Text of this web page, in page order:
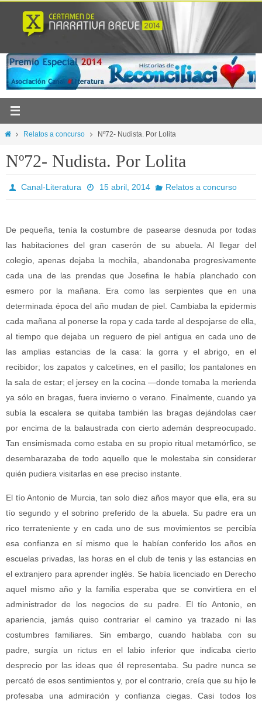
contenido
InicioRelatos a concurso Nº72- Nudista. Por Lolita
Nº72- Nudista. Por Lolita
Canal-Literatura 15 abril, 2014 Relatos a concurso
De pequeña, tenía la costumbre de pasearse desnuda por todas
las habitaciones del gran caserón de su abuela. Al llegar del
colegio, apenas dejaba la mochila, abandonaba progresivamente
cada una de las prendas que Josefina le había planchado con
esmero por la mañana.
Era como las serpientes que en una
determinada época del año mudan de piel. Cambiaba la epidermis
cada mañana al ponerse la ropa y cada tarde al despojarse de ella,
al tiempo que dejaba un reguero de piel antigua en cada uno de
las amplias estancias de la casa: la gorra y el abrigo, en el
recibidor; los zapatos y calcetines, en el pasillo; los pantalones en
la sala de estar; el jersey en la cocina —donde tomaba la merienda
ya sólo en bragas, fuera invierno o verano. Finalmente, cuando ya
subía la escalera se quitaba también las bragas dejándolas caer
por encima de la balaustrada con cierto ademán despreocupado.
Tan ensimismada como estaba en su propio ritual metamórfico, se
desembarazaba de todo aquello que le molestaba sin considerar
quién pudiera visitarlas en ese preciso instante.
El tío Antonio de Murcia, tan solo diez años mayor que ella, era su
tío segundo y el sobrino preferido de la abuela. Su padre era un
rico terrateniente y en cada uno de sus movimientos se percibía
esa confianza en sí mismo que le habían conferido los años en
escuelas privadas, las horas en el club de tenis y las estancias en
el extranjero para aprender inglés. Se había licenciado en Derecho
aquel mismo año y la familia esperaba que se convirtiera en el
administrador de los negocios de su padre. El tío Antonio, en
apariencia, jamás quiso contrariar el camino ya trazado ni las
costumbres familiares. Sin embargo, cuando hablaba con su
padre, surgía un rictus en el labio inferior que indicaba cierto
desprecio por las ideas que él representaba. Su padre nunca se
percató de esos sentimientos y, por el contrario, creía que su hijo le
profesaba una admiración y confianza ciegas. Casi todos los